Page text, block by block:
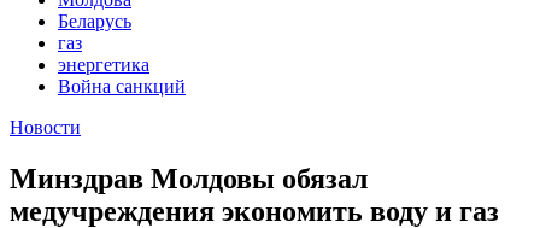
Беларусь
газ
энергетика
Война санкций
Новости
Минздрав Молдовы обязал
медучреждения экономить воду и газ